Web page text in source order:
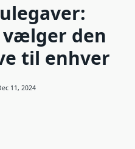
vælger den
til enhver
11, 2024